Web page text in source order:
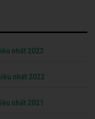
nhất 2022
nhất 2022
nhất 2021